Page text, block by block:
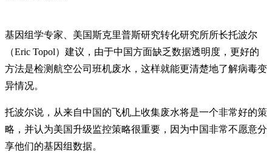
基因组学专家、美国斯克里普斯研究转化研究所所长托波尔
（Eric Topol）建议，由于中国方面缺乏数据透明度，更好的
方法是检测航空公司班机废水，这样就能更清楚地了解病毒变
异情况。
托波尔说，从来自中国的飞机上收集废水将是一个非常好的策
略，并认为美国升级监控策略很重要，因为中国非常不愿意分
享他们的基因组数据。